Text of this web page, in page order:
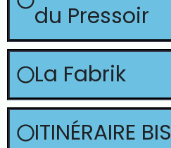
du Pressoir
La Fabrik
ITINÉRAIRE BIS